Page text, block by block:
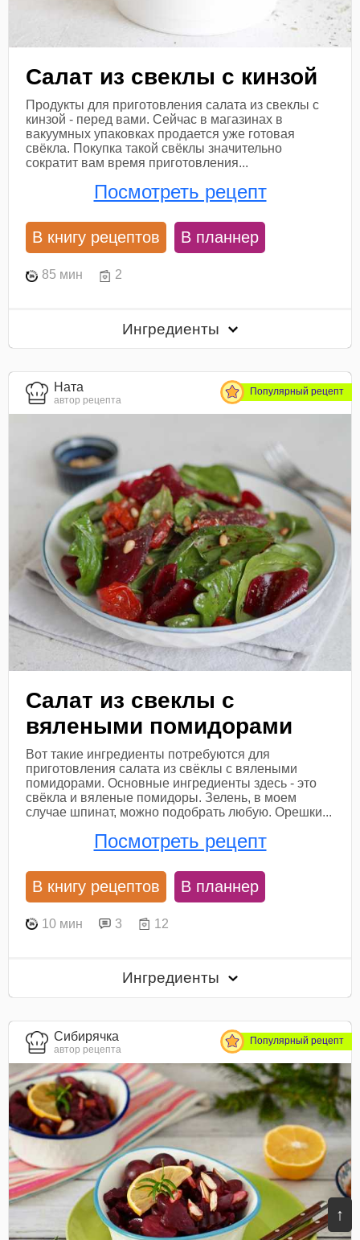
↑
Салат из свеклы с кинзой
Продукты для приготовления салата из свеклы с
кинзой - перед вами. Сейчас в магазинах в
вакуумных упаковках продается уже готовая
свёкла. Покупка такой свёклы значительно
сократит вам время приготовления...
Посмотреть рецепт
В книгу рецептов В планнер
85 мин 2
Ингредиенты
Ната
автор рецепта
Популярный рецепт
Салат из свеклы с
вялеными помидорами
Вот такие ингредиенты потребуются для
приготовления салата из свёклы с вялеными
помидорами. Основные ингредиенты здесь - это
свёкла и вяленые помидоры. Зелень, в моем
случае шпинат, можно подобрать любую. Орешки...
Посмотреть рецепт
В книгу рецептов В планнер
10 мин 3 12
Ингредиенты
Сибирячка
автор рецепта
Популярный рецепт